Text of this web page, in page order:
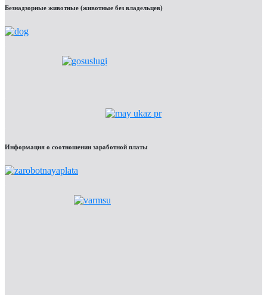
Безнадзорные животные (животные без владельцев)
Информация о соотношении заработной платы